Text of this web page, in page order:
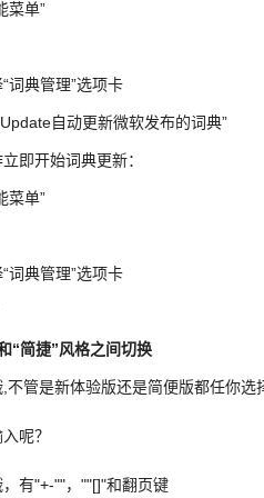
菜单”
词典管理”选项卡
自动更新微软发布的词典”
即开始词典更新：
菜单”
词典管理”选项卡
“简捷”风格之间切换
不管是新体验版还是简便版都任你选
呢？
有"+-""，""[]"和翻页键